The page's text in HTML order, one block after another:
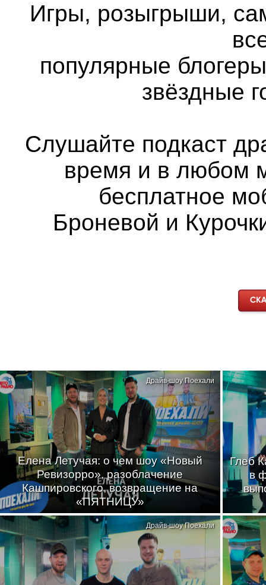
Игры, розыгрыши,
популярные
звёздные
Слушайте подкаст
время и в любом
бесплатное
Броневой и
Елена Летучая: о чем шоу «Новый
Ревизорро», разоблачение
Кашпировского, возвращение на
«ПЯТНИЦУ»
Драйв-шоу Поехали
Глеб
в
Драйв-шоу Поехали